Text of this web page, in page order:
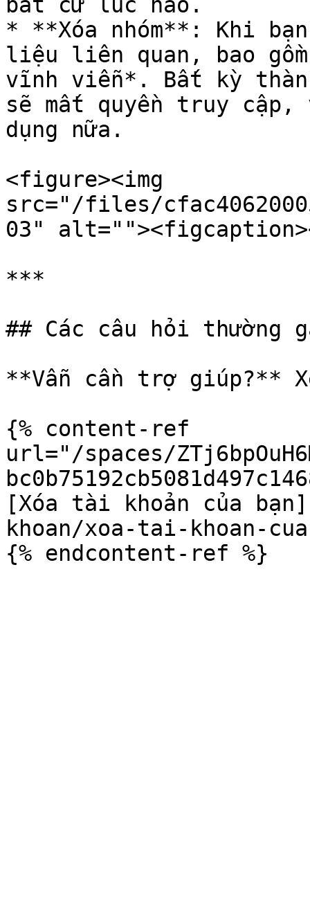
* **Xóa nhóm**: Khi
liệu liên quan, bao
vĩnh viễn*. Bất kỳ
sẽ mất quyền truy cập,
dụng nữa.
<figure><img
src="/files/
03"
***
## Các câu hỏi thường
**Vẫn cần trợ giúp?**
{% content-ref
url="/spaces/
[Xóa tài khoản của
khoan/xoa-tai-khoan-